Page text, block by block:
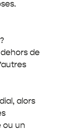
de
alors
ou un